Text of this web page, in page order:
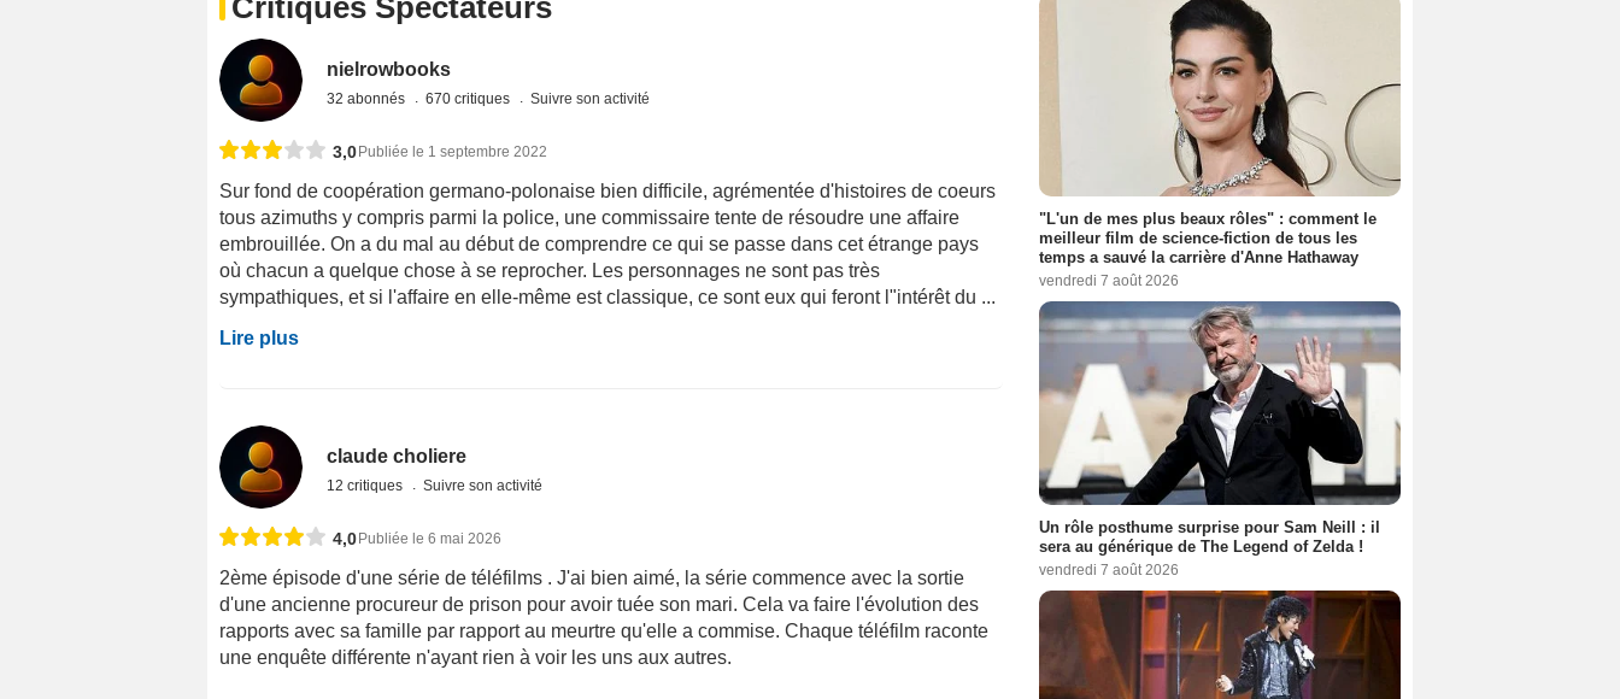
nielrowbooks
32 abonnés 670 critiques Suivre son activité
3,0Publiée le 1 septembre 2022
Sur fond de coopération germano-polonaise bien difficile, agrémentée d'histoires de coeurs
tous azimuths y compris parmi la police, une commissaire tente de résoudre une affaire
embrouillée. On a du mal au début de comprendre ce qui se passe dans cet étrange pays
où chacun a quelque chose à se reprocher. Les personnages ne sont pas très
sympathiques, et si l'affaire en elle-même est classique, ce sont eux qui feront l"intérêt du ...
Lire plus
claude choliere
12 critiques Suivre son activité
4,0 Publiée le 6 mai 2026
2ème épisode d'une série de téléfilms . J'ai bien aimé, la série commence avec la sortie
d'une ancienne procureur de prison pour avoir tuée son mari. Cela va faire l'évolution des
rapports avec sa famille par rapport au meurtre qu'elle a commise. Chaque téléfilm raconte
une enquête différente n'ayant rien à voir les uns aux autres.
"L'un de mes plus beaux rôles" : comment le
meilleur film de science-fiction de tous les
temps a sauvé la carrière d'Anne Hathaway
vendredi 7 août 2026
Un rôle posthume surprise pour Sam Neill : il
sera au générique de The Legend of Zelda !
vendredi 7 août 2026